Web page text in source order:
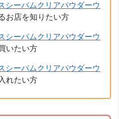
シーバムクリアパウダーウ
お店を知りたい方
シーバムクリアパウダーウ
いたい方
シーバムクリアパウダーウ
れたい方